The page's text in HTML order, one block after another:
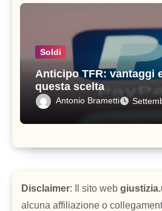
Soldi
Anticipo TFR: vantaggi
questa scelta
Antonio Brametti
Disclaimer: Il sito web
alcuna affiliazione o